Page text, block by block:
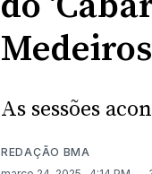
Medeiros
As sessões
REDAÇÃO BMA